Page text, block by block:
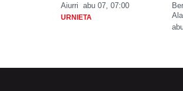
Aiurri abu 07, 07:00
URNIETA